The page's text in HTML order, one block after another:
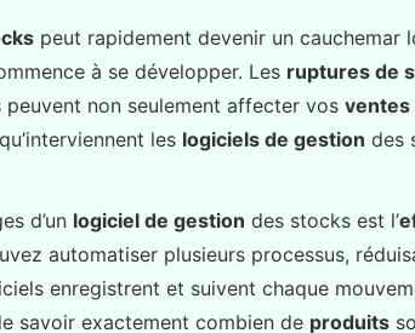
peut rapidement devenir un cauchemar
à se développer. Les ruptures de
non seulement affecter vos ventes
les logiciels de gestion des
d’un logiciel de gestion des stocks est l’
automatiser plusieurs processus,
enregistrent et suivent chaque
savoir exactement combien de produits